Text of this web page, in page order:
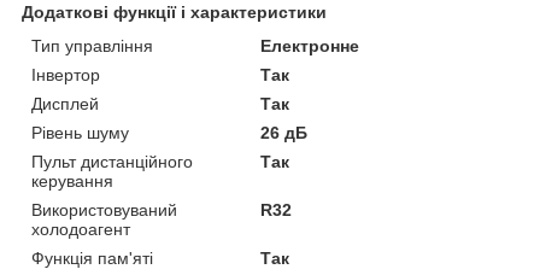
Додаткові функції і характеристики
Тип управління
Електронне
Інвертор
Так
Дисплей
Так
Рівень шуму
26 дБ
Пульт дистанційного
керування
Так
Використовуваний
холодоагент
R32
Функція пам'яті
Так